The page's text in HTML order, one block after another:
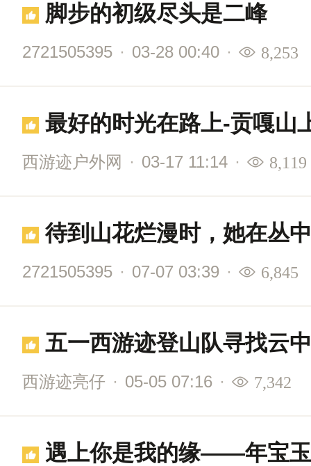
脚步的初级尽头是二峰
2721505395 · 03-28 00:40 · 8,253
最好的时光在路上-贡嘎山
西游迹户外网 · 03-17 11:14 · 8,119
待到山花烂漫时，她在丛
2721505395 · 07-07 03:39 · 6,845
五一西游迹登山队寻找云
西游迹亮仔 · 05-05 07:16 · 7,342
遇上你是我的缘——年宝